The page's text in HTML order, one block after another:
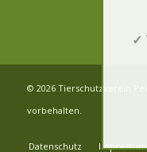
© 2026 Tierschutzverein
vorbehalten.
Datenschutz Impressum
✓